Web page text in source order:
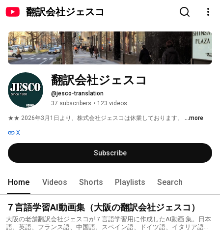
翻訳会社ジェスコ
翻訳会社ジェスコ
@jesco-translation
37 subscribers • 123 videos
★★ 2026年3月1日より、株式会社ジェスコは休業しております。 ...more
X
Subscribe
Home Videos Shorts Playlists Search
７言語学習AI動画集（大阪の翻訳会社ジェスコ）
大阪の老舗翻訳会社ジェスコが７言語学習用に作成したAI動画 集。日本
語、英語、フランス語、中国語、スペイン語、ドイツ語、イタリア語で